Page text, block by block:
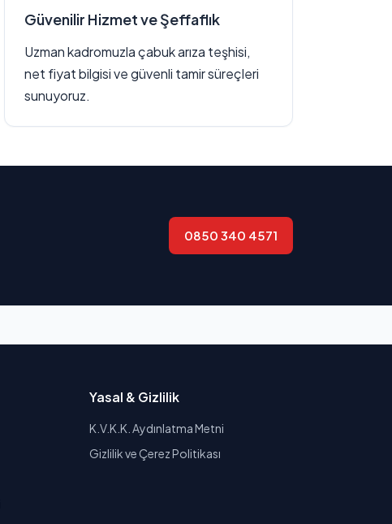
Güvenilir Hizmet ve Şeffaflık
Uzman kadromuzla çabuk arıza teşhisi,
net fiyat bilgisi ve güvenli tamir süreçleri
sunuyoruz.
0850 340 4571
Yasal & Gizlilik
K.V.K.K. Aydınlatma Metni
Gizlilik ve Çerez Politikası